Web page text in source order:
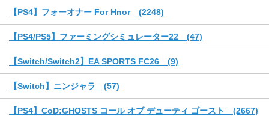
【PS4】フォーオナー For Hnor (2248)
【PS4/PS5】ファーミングシミュレーター22 (47)
【Switch/Switch2】EA SPORTS FC26 (9)
【Switch】ニンジャラ (57)
【PS4】CoD:GHOSTS コール オブ デューティ ゴースト (2667)